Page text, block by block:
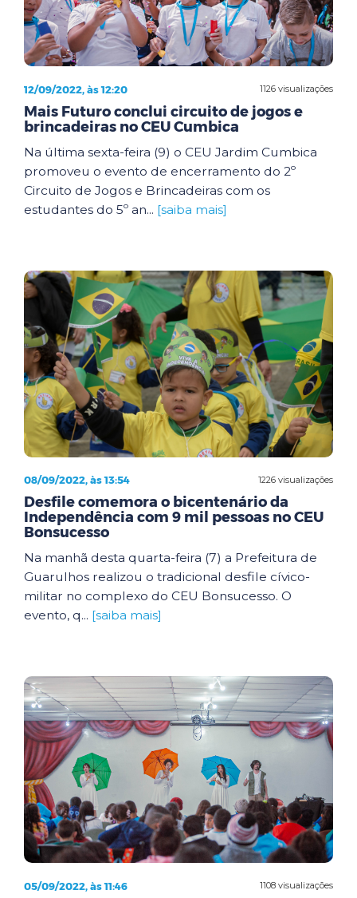
1126 visualizações
12/09/2022, às 12:20
Mais Futuro conclui circuito de jogos e
brincadeiras no CEU Cumbica
Na última sexta-feira (9) o CEU Jardim Cumbica
promoveu o evento de encerramento do 2º
Circuito de Jogos e Brincadeiras com os
estudantes do 5º an... [saiba mais]
1226 visualizações
08/09/2022, às 13:54
Desfile comemora o bicentenário da
Independência com 9 mil pessoas no CEU
Bonsucesso
Na manhã desta quarta-feira (7) a Prefeitura de
Guarulhos realizou o tradicional desfile cívico-
militar no complexo do CEU Bonsucesso. O
evento, q... [saiba mais]
1108 visualizações
05/09/2022, às 11:46